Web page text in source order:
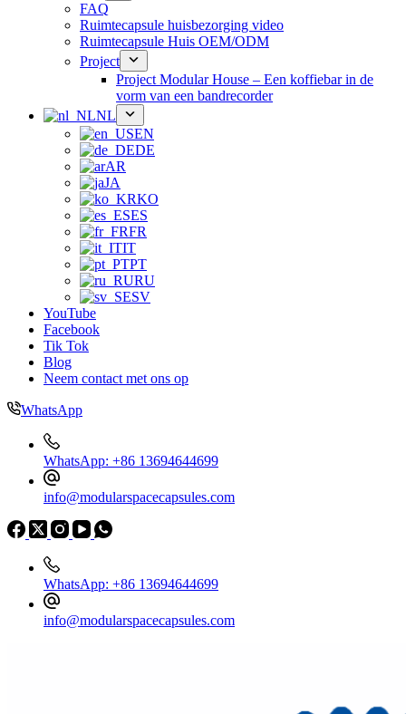
FAQ
Ruimtecapsule huisbezorging video
Ruimtecapsule Huis OEM/ODM
Project
Project Modular House – Een koffiebar in de
vorm van een bandrecorder
NL
EN
DE
AR
JA
KO
ES
FR
IT
PT
RU
SV
YouTube
Facebook
Tik Tok
Blog
Neem contact met ons op
WhatsApp
WhatsApp: +86 13694644699
info@modularspacecapsules.com
WhatsApp: +86 13694644699
info@modularspacecapsules.com